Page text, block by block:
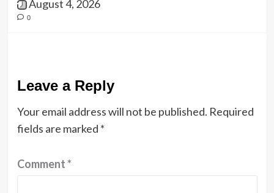
August 4, 2026
0
Leave a Reply
Your email address will not be published. Required
fields are marked *
Comment*